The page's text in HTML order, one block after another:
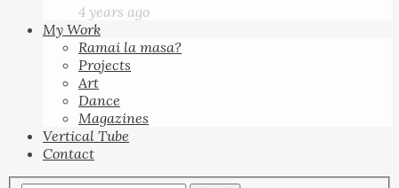
4 years ago
My Work
Ramai la masa?
Projects
Art
Dance
Magazines
Vertical Tube
Contact